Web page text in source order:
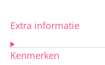
Extra informatie
Kenmerken